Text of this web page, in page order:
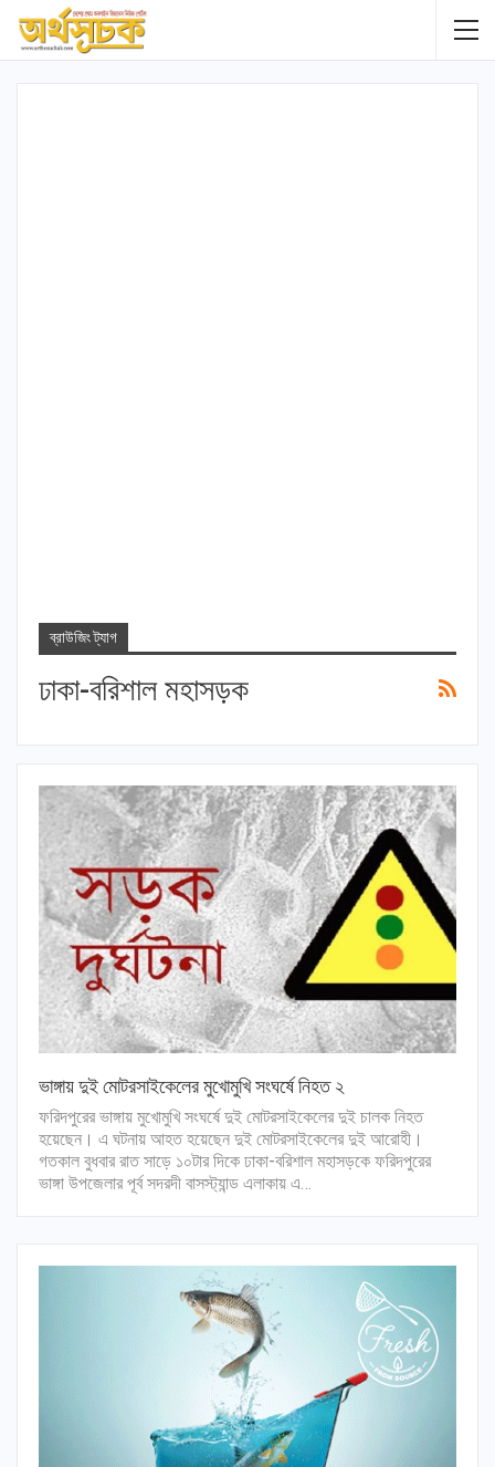
ব্রাউজিং ট্যাগ
ঢাকা-বরিশাল মহাসড়ক
ভাঙ্গায় দুই মোটরসাইকেলের মুখোমুখি সংঘর্ষে নিহত ২
ফরিদপুরের ভাঙ্গায় মুখোমুখি সংঘর্ষে দুই মোটরসাইকেলের দুই চালক নিহত
হয়েছেন। এ ঘটনায় আহত হয়েছেন দুই মোটরসাইকেলের দুই আরোহী।
গতকাল বুধবার রাত সাড়ে ১০টার দিকে ঢাকা-বরিশাল মহাসড়কে ফরিদপুরের
ভাঙ্গা উপজেলার পূর্ব সদরদী বাসস্ট্যান্ড এলাকায় এ…